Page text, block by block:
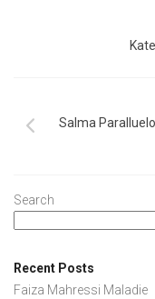
Salma
Search
Recent Posts
Faiza Mahressi Maladie